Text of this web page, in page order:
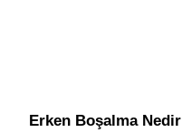
Erken Boşalma Nedir